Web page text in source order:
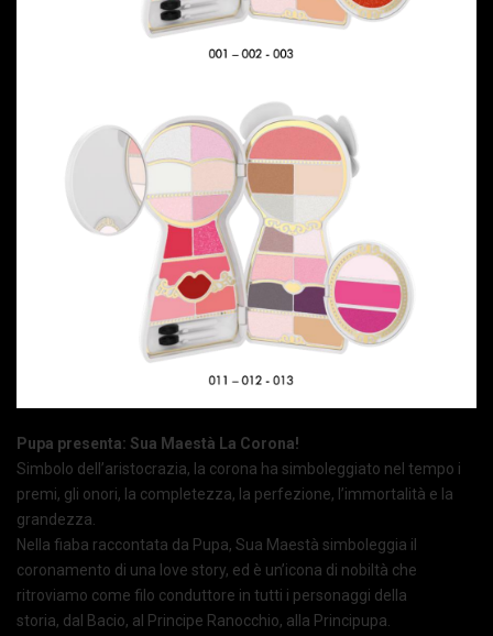
Pupa presenta: Sua Maestà La Corona!
Simbolo dell’aristocrazia, la corona ha simboleggiato nel tempo i
premi, gli onori, la completezza, la perfezione, l’immortalità e la
grandezza.
Nella fiaba raccontata da Pupa, Sua Maestà simboleggia il
coronamento di una love story, ed è un’icona di nobiltà che
ritroviamo come filo conduttore in tutti i personaggi della
storia, dal Bacio, al Principe Ranocchio, alla Principupa.